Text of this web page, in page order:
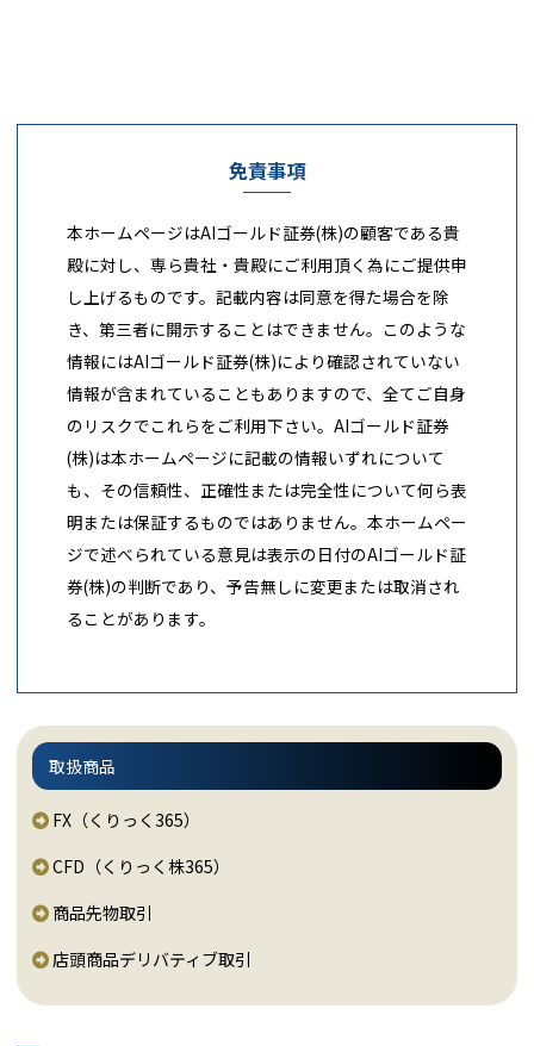
免責事項
本ホームページはAIゴールド証券(株)の顧客である貴
殿に対し、専ら貴社・貴殿にご利用頂く為にご提供申
し上げるものです。記載内容は同意を得た場合を除
き、第三者に開示することはできません。このような
情報にはAIゴールド証券(株)により確認されていない
情報が含まれていることもありますので、全てご自身
のリスクでこれらをご利用下さい。AIゴールド証券
(株)は本ホームページに記載の情報いずれについて
も、その信頼性、正確性または完全性について何ら表
明または保証するものではありません。本ホームペー
ジで述べられている意見は表示の日付のAIゴールド証
券(株)の判断であり、予告無しに変更または取消され
ることがあります。
取扱商品
FX（くりっく365）
CFD（くりっく株365）
商品先物取引
店頭商品デリバティブ取引